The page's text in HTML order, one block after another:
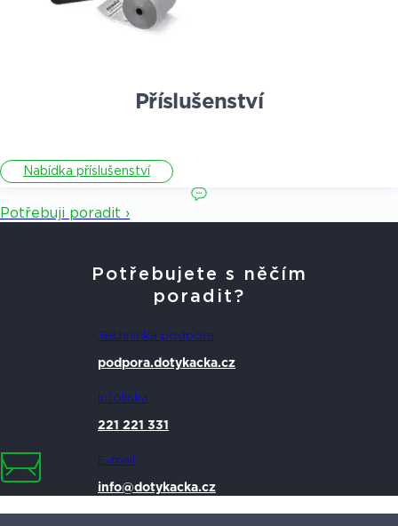
Příslušenství
Nabídka příslušenství
Potřebuji poradit ›
Potřebujete s něčím
poradit?
Technická podpora
podpora.dotykacka.cz
Infolinka
221 221 331
E-mail
info@dotykacka.cz